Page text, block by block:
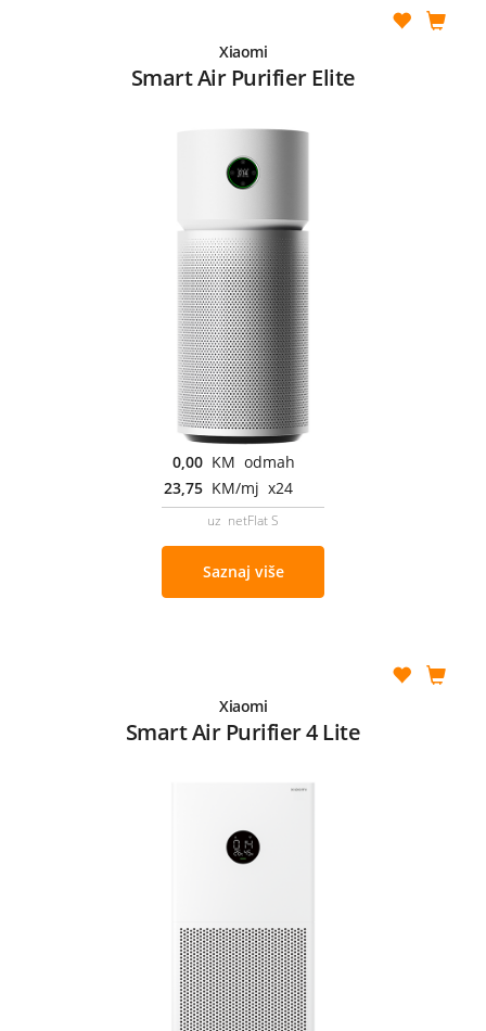
Xiaomi
Smart Air Purifier Elite
0,00 KM odmah
23,75 KM/mj x24
uz netFlat S
Saznaj više
Xiaomi
Smart Air Purifier 4 Lite